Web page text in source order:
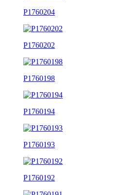
P1760204
P1760202
P1760198
P1760194
P1760193
P1760192